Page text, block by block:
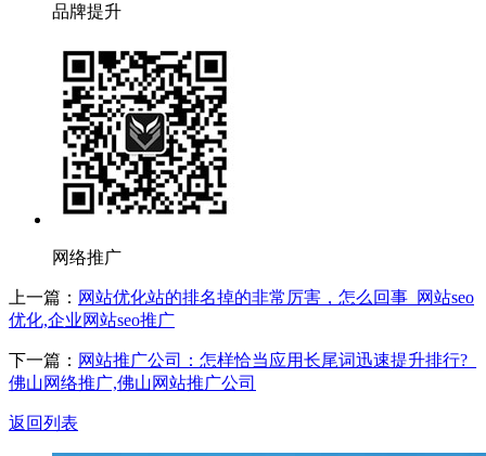
品牌提升
网络推广
上一篇： 网站优化站的排名掉的非常厉害，怎么回事_网站seo
优化,企业网站seo推广
下一篇： 网站推广公司：怎样恰当应用长尾词迅速提升排行?_
佛山网络推广,佛山网站推广公司
返回列表